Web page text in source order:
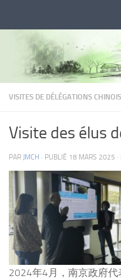
VISITES DE DÉLÉGATIONS
Visite des élus
PAR JMCH · PUBLIÉ 18 MARS 2025
2024年4月，南京政府代